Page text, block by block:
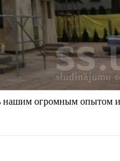
нашим огромным опытом и